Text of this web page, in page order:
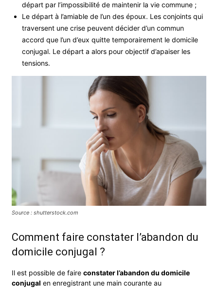
départ par l’impossibilité de maintenir la vie commune ;
Le départ à l’amiable de l’un des époux. Les conjoints qui
traversent une crise peuvent décider d’un commun
accord que l’un d’eux quitte temporairement le domicile
conjugal. Le départ a alors pour objectif d’apaiser les
tensions.
Source : shutterstock.com
Comment faire constater l’abandon du
domicile conjugal ?
Il est possible de faire constater l’abandon du domicile
conjugal en enregistrant une main courante au